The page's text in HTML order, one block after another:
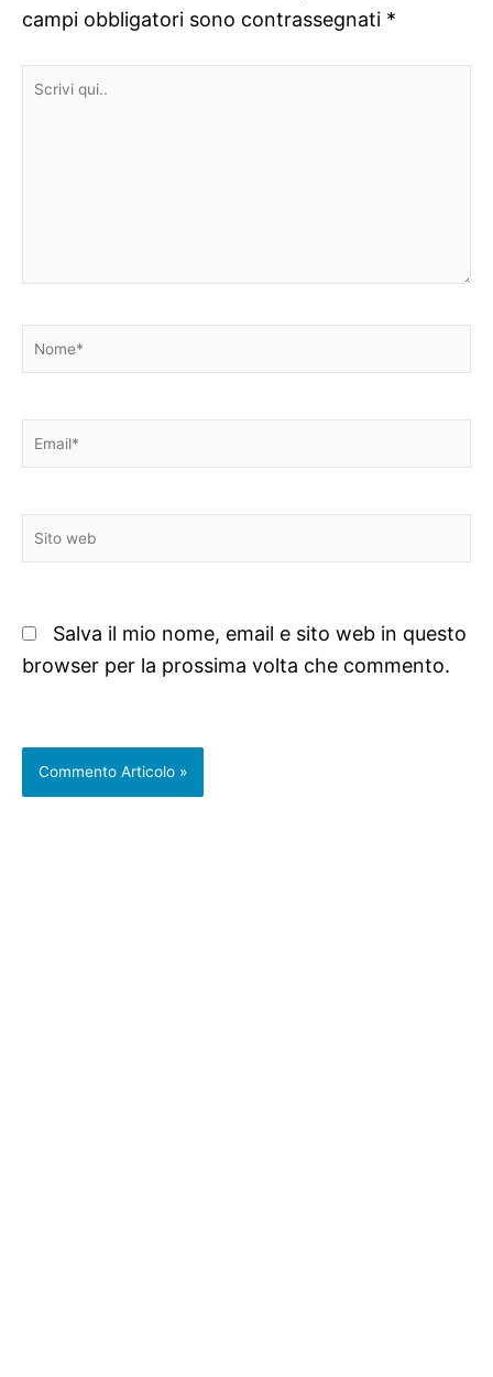
campi obbligatori sono contrassegnati *
Scrivi
Nome*
Email*
Sito
web
Salva il mio nome, email e sito web in questo
browser per la prossima volta che commento.